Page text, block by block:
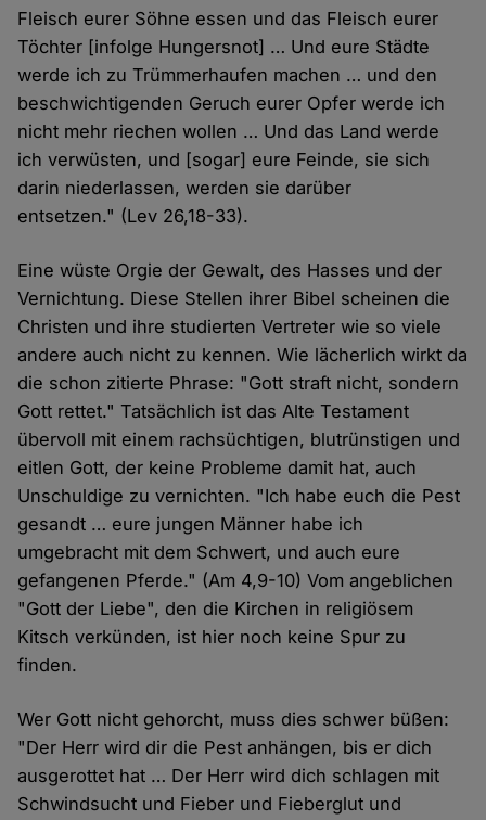
Fleisch eurer Söhne essen und das Fleisch eurer
Töchter [infolge Hungersnot] … Und eure Städte
werde ich zu Trümmerhaufen machen … und den
beschwichtigenden Geruch eurer Opfer werde ich
nicht mehr riechen wollen … Und das Land werde
ich verwüsten, und [sogar] eure Feinde, sie sich
darin niederlassen, werden sie darüber
entsetzen." (Lev 26,18-33).
Eine wüste Orgie der Gewalt, des Hasses und der
Vernichtung. Diese Stellen ihrer Bibel scheinen die
Christen und ihre studierten Vertreter wie so viele
andere auch nicht zu kennen. Wie lächerlich wirkt da
die schon zitierte Phrase: "Gott straft nicht, sondern
Gott rettet." Tatsächlich ist das Alte Testament
übervoll mit einem rachsüchtigen, blutrünstigen und
eitlen Gott, der keine Probleme damit hat, auch
Unschuldige zu vernichten. "Ich habe euch die Pest
gesandt … eure jungen Männer habe ich
umgebracht mit dem Schwert, und auch eure
gefangenen Pferde." (Am 4,9-10) Vom angeblichen
"Gott der Liebe", den die Kirchen in religiösem
Kitsch verkünden, ist hier noch keine Spur zu
finden.
Wer Gott nicht gehorcht, muss dies schwer büßen:
"Der Herr wird dir die Pest anhängen, bis er dich
ausgerottet hat … Der Herr wird dich schlagen mit
Schwindsucht und Fieber und Fieberglut und